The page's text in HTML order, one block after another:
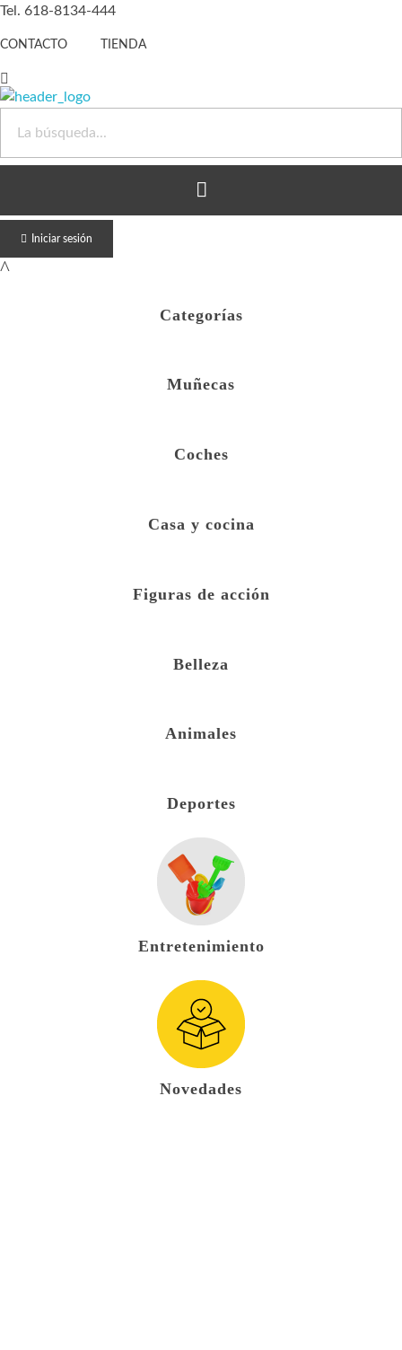
Tel. 618-8134-444
CONTACTO TIENDA
Iniciar sesión
Categorías
Muñecas
Coches
Casa y cocina
Figuras de acción
Belleza
Animales
Deportes
Entretenimiento
Novedades